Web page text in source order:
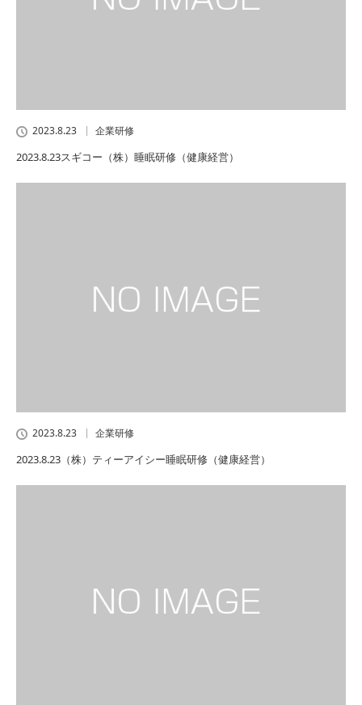
2023.8.23 企業研修
2023.8.23スギコー（株）睡眠研修（健康経営）
2023.8.23 企業研修
2023.8.23（株）ティーアイシー睡眠研修（健康経営）